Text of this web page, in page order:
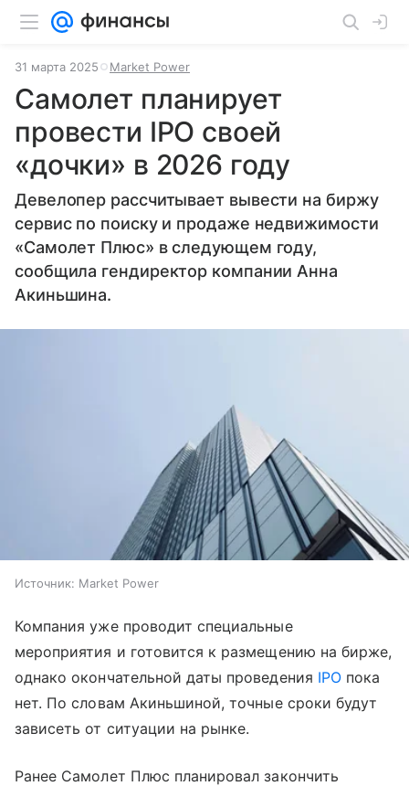
31 марта 2025 Market Power
Самолет планирует
провести IPO своей
«дочки» в 2026 году
Девелопер рассчитывает вывести на биржу
сервис по поиску и продаже недвижимости
«Самолет Плюс» в следующем году,
сообщила гендиректор компании Анна
Акиньшина.
Источник: Market Power
Компания уже проводит специальные
мероприятия и готовится к размещению на бирже,
однако окончательной даты проведения IPOпока
нет. По словам Акиньшиной, точные сроки будут
зависеть от ситуации на рынке.
Ранее Самолет Плюс планировал закончить